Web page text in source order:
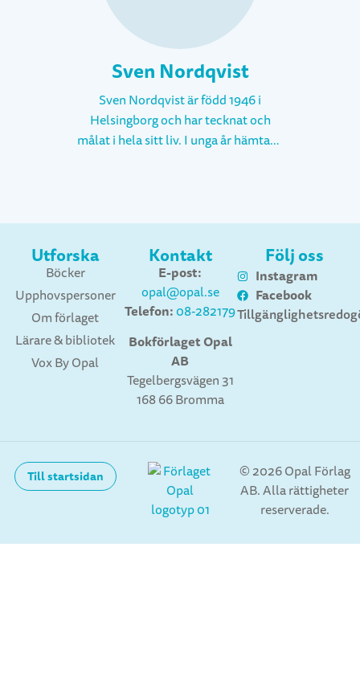
Sven Nordqvist
Sven Nordqvist är född 1946 i
Helsingborg och har tecknat och
målat i hela sitt liv. I unga år hämtade
yrkesverksam som sådan i ett år.
lärare vid arkitekthögskolan i Lund.
Efter det frilansade han som
reklamtecknare och har även
illustrerat läroböcker, skönlitteratur,
affischer och julkort. Under 1975-85
arbetade han också mycket med
illustratör blev Sven Nordqvist när
och alfabetet. Det stora
genombrottet kom dock med nästa
bok Pannkakstårtan, då vi för första
gången fick stifta bekantskap med
gubben Pettson och hans katt Findus.
Utforska
Böcker
Upphovspersoner
Om förlaget
Lärare & bibliotek
Vox By Opal
Kontakt
E-post:
opal@opal.se
Telefon:08-282179
Bokförlaget Opal
AB
Tegelbergsvägen 31
168 66 Bromma
Följ oss
Instagram
Facebook
Till startsidan
© 2026 Opal Förlag
AB. Alla rättigheter
reserverade.